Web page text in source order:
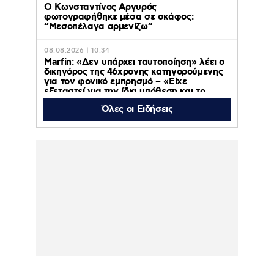
Ο Κωνσταντίνος Αργυρός
φωτογραφήθηκε μέσα σε σκάφος:
“Μεσοπέλαγα αρμενίζω”
08.08.2026 | 10:34
Marfin: «Δεν υπάρχει ταυτοποίηση» λέει ο
δικηγόρος της 46χρονης κατηγορούμενης
για τον φονικό εμπρησμό – «Είχε
εξεταστεί για την ίδια υπόθεση και το
2022» (βίντεο)
08.08.2026 | 10:08
Όλες οι Ειδήσεις